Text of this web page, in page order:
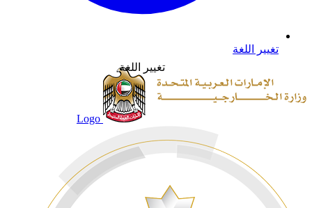
تغيير اللغة
تغيير اللغة
Logo